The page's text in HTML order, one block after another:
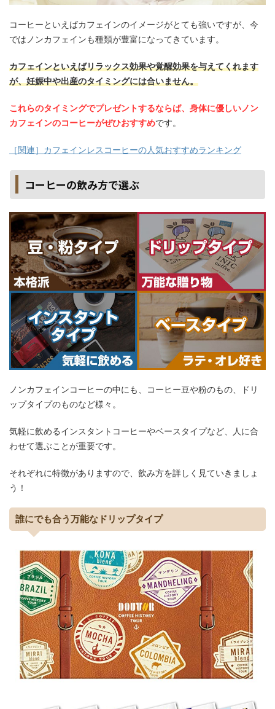
コーヒーといえばカフェインのイメージがとても強いですが、今
ではノンカフェインも種類が豊富になってきています。
カフェインといえばリラックス効果や覚醒効果を与えてくれます
が、妊娠中や出産のタイミングには合いません。
これらのタイミングでプレゼントするならば、身体に優しいノン
カフェインのコーヒーがぜひおすすめです。
［関連］カフェインレスコーヒーの人気おすすめランキング
コーヒーの飲み方で選ぶ
ノンカフェインコーヒーの中にも、コーヒー豆や粉のもの、ドリ
ップタイプのものなど様々。
気軽に飲めるインスタントコーヒーやベースタイプなど、人に合
わせて選ぶことが重要です。
それぞれに特徴がありますので、飲み方を詳しく見ていきましょ
う！
誰にでも合う万能なドリップタイプ